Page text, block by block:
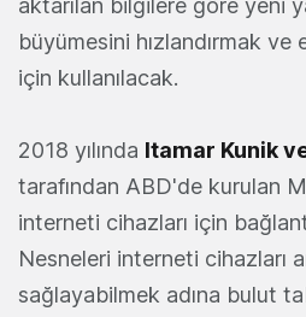
aktarılan bilgilere göre yeni
büyümesini hızlandırmak
için kullanılacak.
2018 yılında Itamar Kunik
tarafından ABD'de kurulan
interneti cihazları için
Nesneleri interneti cihazları
sağlayabilmek adına bulut